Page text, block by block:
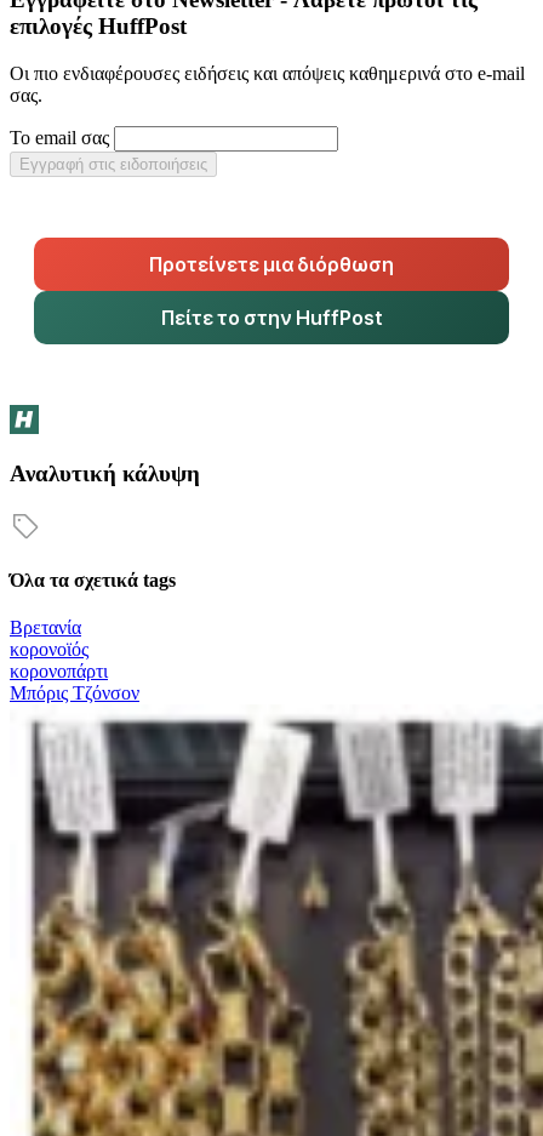
επιλογές HuffPost
Οι πιο ενδιαφέρουσες ειδήσεις και απόψεις καθημερινά στο e-mail
σας.
Το email σας
Εγγραφή στις ειδοποιήσεις
Προτείνετε μια διόρθωση
Πείτε το στην HuffPost
Αναλυτική κάλυψη
Όλα τα σχετικά tags
Βρετανία
κορονοϊός
κορονοπάρτι
Μπόρις Τζόνσον